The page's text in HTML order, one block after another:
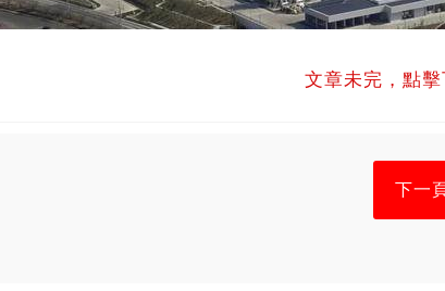
文章未完，點
下一